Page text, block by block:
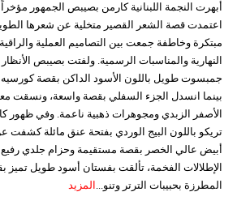
أبهرت النجمة اللبنانية كارمن بصيبص الجمهور
اعتمدت قصة الشعر القصير متخلية عن شعرها الطويل
مبتكرة وخاطفة جمعت بين التصاميم العملية
النهارية والمناسبات الرسمية. ولفتت بصيبص
جمبسوت طويل باللون الأسود الداكن بقصة
بينما انسدل الجزء السفلي بقصة واسعة، ونسقت
الأصفر الزبدي ومجوهرات ذهبية ناعمة. وفي ظهور
تريكو باللون البيج الوردي بفتحة عنق مائلة كشفت
أبيض عالي الخصر بقصة مستقيمة وحزام جلدي رفيع
الإطلالات الفخمة، تألقت بفستان أسود طويل تميز
المطرزة بحبيبات الترتر وتنو... المزيد